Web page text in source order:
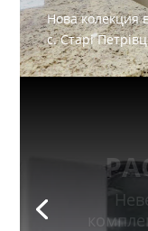
Нова колекция
с. Старі